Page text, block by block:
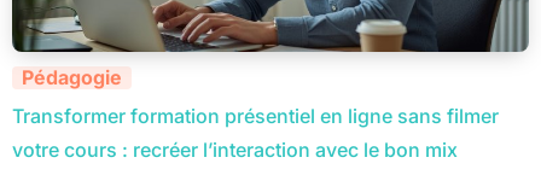
Pédagogie
Transformer formation présentiel en ligne sans filmer
votre cours : recréer l’interaction avec le bon mix